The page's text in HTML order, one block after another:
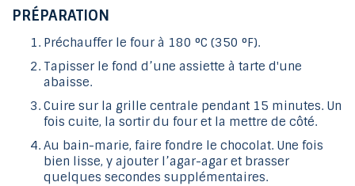
PRÉPARATION
Préchauffer le four à 180 °C (350 °F).
Tapisser le fond d’une assiette à tarte d'une
abaisse.
Cuire sur la grille centrale pendant 15 minutes. Un
fois cuite, la sortir du four et la mettre de côté.
Au bain-marie, faire fondre le chocolat. Une fois
bien lisse, y ajouter l’agar-agar et brasser
quelques secondes supplémentaires.